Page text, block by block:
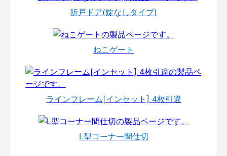
折戸ドア(錠なしタイプ)
ねこゲート
ラインフレーム[インセット] 4枚引違
L型コーナー間仕切